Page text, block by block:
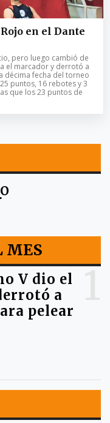
en el Dante
pero luego cambió de
el marcador y derrotó a
décima fecha del torneo
puntos, 16 rebotes y 3
que los 23 puntos de
MES
V dio el
a
pelear